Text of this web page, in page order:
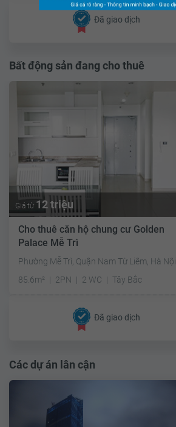
Đã giao dịch
Bất động sản đang cho thuê
Giá từ 12 triệu
Cho thuê căn hộ chung cư Golden
Palace Mễ Trì
Phường Mễ Trì, Quận Nam Từ Liêm, Hà Nội
85.6m²
2PN 2 WC Tây Bắc
Đã giao dịch
Các dự án lân cận